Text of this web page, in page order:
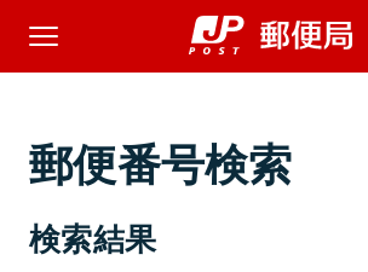
郵便番号検索
検索結果